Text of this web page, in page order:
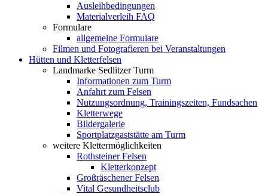
Ausleihbedingungen
Materialverleih FAQ
Formulare
allgemeine Formulare
Filmen und Fotografieren bei Veranstaltungen
Hütten und Kletterfelsen
Landmarke Sedlitzer Turm
Informationen zum Turm
Anfahrt zum Felsen
Nutzungsordnung, Trainingszeiten, Fundsachen
Kletterwege
Bildergalerie
Sportplatzgaststätte am Turm
weitere Klettermöglichkeiten
Rothsteiner Felsen
Kletterkonzept
Großräschener Felsen
Vital Gesundheitsclub